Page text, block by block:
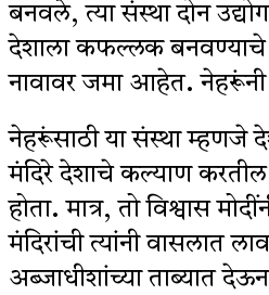
बनवले, त्या संस्था दोन
देशाला कफल्लक बनवण्याचे
नावावर जमा आहेत.
नेहरूंसाठी या संस्था म्हणजे
मंदिरे देशाचे कल्याण करतील
होता. मात्र, तो विश्वास
मंदिरांची त्यांनी वासलात
अब्जाधीशांच्या ताब्यात